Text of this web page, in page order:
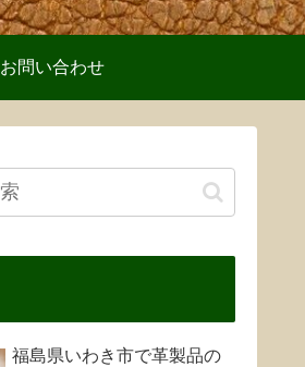
お問い合わせ
福島県いわき市で革製品の